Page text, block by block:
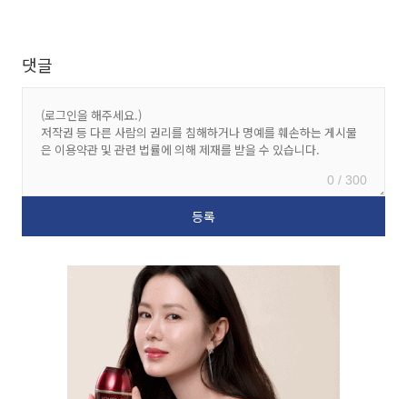
댓글
0 / 300